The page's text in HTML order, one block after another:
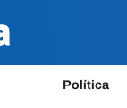
Política